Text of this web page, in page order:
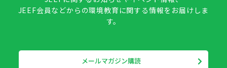
JEEF会員などからの環境教育に関する情報をお届けしま
す。
メールマガジン購読